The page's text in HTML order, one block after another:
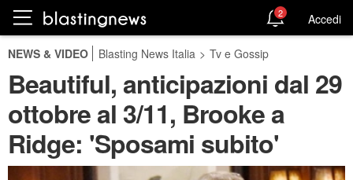
2 Accedi
NEWS & VIDEO Blasting News Italia > Tv e Gossip
Beautiful, anticipazioni dal 29
ottobre al 3/11, Brooke a
Ridge: 'Sposami subito'